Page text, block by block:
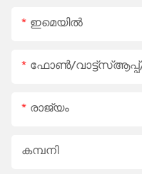
ഇമെയിൽ
ഫോൺ/വാട്ട്‌സ്ആപ്പ്/
രാജ്യം
കമ്പനി